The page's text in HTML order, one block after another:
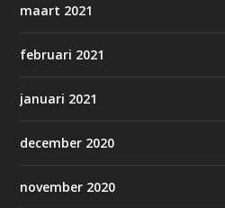
maart 2021
februari 2021
januari 2021
december 2020
november 2020